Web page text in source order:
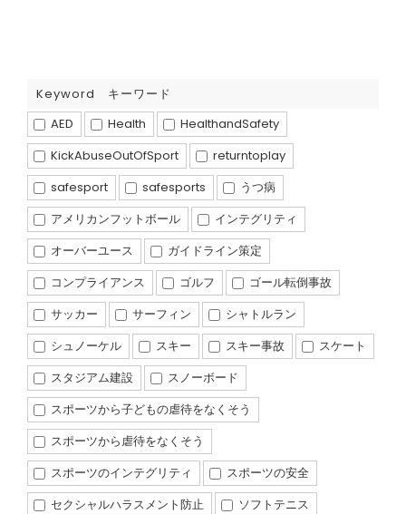
Keyword キーワード
AED
Health
HealthandSafety
KickAbuseOutOfSport
returntoplay
safesport
safesports
うつ病
アメリカンフットボール
インテグリティ
オーバーユース
ガイドライン策定
コンプライアンス
ゴルフ
ゴール転倒事故
サッカー
サーフィン
シャトルラン
シュノーケル
スキー スキー事故
スケート
スタジアム建設
スノーボード
スポーツから子どもの虐待をなくそう
スポーツから虐待をなくそう
スポーツのインテグリティ
スポーツの安全
セクシャルハラスメント防止
ソフトテニス